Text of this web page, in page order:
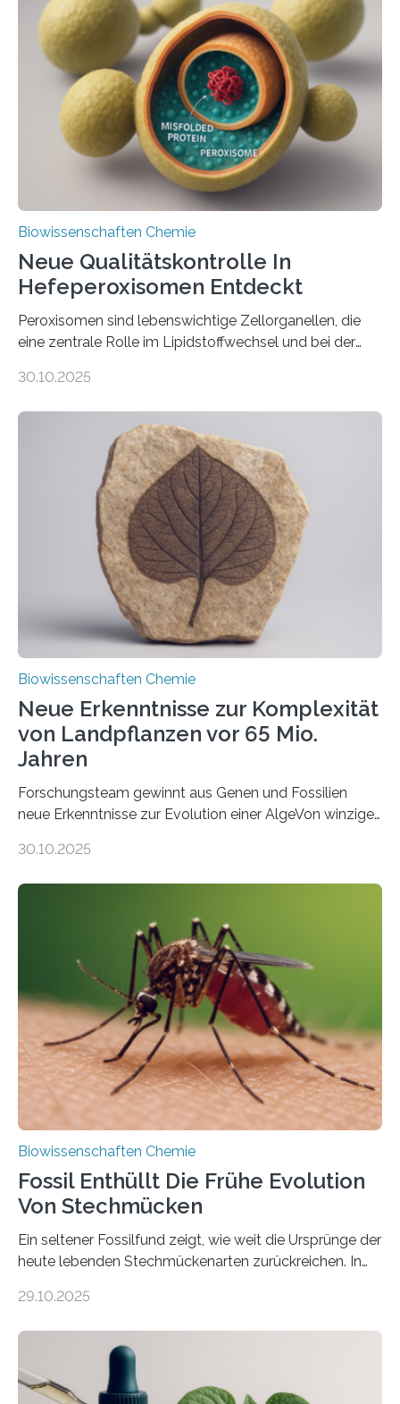
Biowissenschaften Chemie
Neue Qualitätskontrolle In
Hefeperoxisomen Entdeckt
Peroxisomen sind lebenswichtige Zellorganellen, die
eine zentrale Rolle im Lipidstoffwechsel und bei der
erfüllen können, müssen zahlreiche Enzyme präzise in
der Ruhr-Universität Bochum um Prof. Dr. Ralf Erdmann
und Dr. Ismaila Francis Yusuf hat nun einen bislang
unbekannten Qualitätskontrollmechanismus des
peroxisomalen Proteintransports in der Bäckerhefe
Saccharomyces cerevisiae entdeckt, der für die
Funktionsfähigkeit der Organellen entscheidend ist. Die
Studie wurde am 28. Oktober 2025 in der
Fachzeitschrift…
30.10.2025
Biowissenschaften Chemie
Neue Erkenntnisse zur Komplexität
von Landpflanzen vor 65 Mio.
Jahren
Forschungsteam gewinnt aus Genen und Fossilien
neue Erkenntnisse zur Evolution einer AlgeVon winzigen
Landpflanzen zählen zu den komplexesten
Grünalgen, die vor Hunderten von Millionen Jahren
lebten. Unter den Vorfahren sticht eine Gruppe heraus,
die noch heute in der Natur vorkommt: die
Süßwasseralge Coleochaetophyceae. Einige Arten
dieser Gruppe bilden aus Zellfäden dichte Geflechte
mit scheibenförmiger Gestalt. Was auffällig ist: Die
nächsten…
30.10.2025
Biowissenschaften Chemie
Fossil Enthüllt Die Frühe Evolution
Von Stechmücken
Ein seltener Fossilfund zeigt, wie weit die Ursprünge der
heute lebenden Stechmückenarten zurückreichen. In
Forschende die bisher älteste bekannte Stechmücken-
Region Kachin in Myanmar und hat sich in
ausgezeichnetem Zustand erhalten. Es konnte als neue
Art einer neuen Gattung beschrieben werden und trägt
29.10.2025